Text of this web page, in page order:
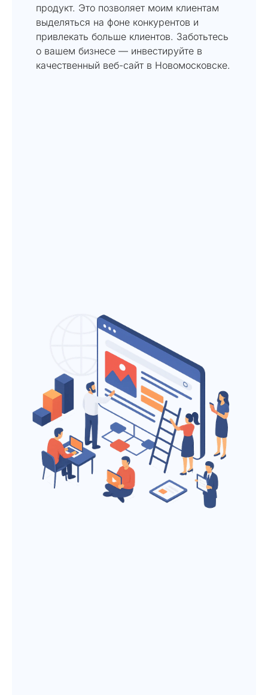
продукт. Это позволяет моим клиентам
выделяться на фоне конкурентов и
привлекать больше клиентов. Заботьтесь
о вашем бизнесе — инвестируйте в
качественный веб-сайт в Новомосковске.